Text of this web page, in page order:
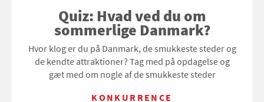
Quiz: Hvad ved du om
sommerlige Danmark?
Hvor klog er du på Danmark, de smukkeste steder og
de kendte attraktioner? Tag med på opdagelse og
gæt med om nogle af de smukkeste steder
KONKURRENCE